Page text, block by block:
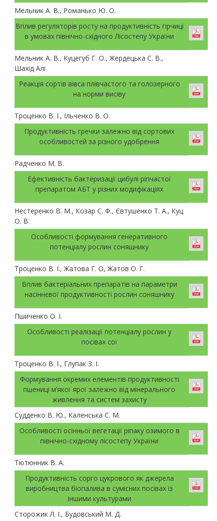
Мельник А. В., Романько Ю. О.
Вплив регуляторів росту на продуктивність гірчиці
в умовах північно-східного Лісостепу України
Мельник А. В., Куцегуб Г. О., Жердецька С. В.,
Шахід Алі
Реакція сортів вівса плівчастого та голозерного
на норми висіву
Троценко В. І., Ільченко В. О.
Продуктивність гречки залежно від сортових
особливостей за різного удобрення
Радченко М. В.
Ефективність бактеризації цибулі ріпчастої
препаратом АБТ у різних модифікаціях
Нестеренко В. М., Козар С. Ф., Євтушенко Т. А., Куц
О. В.
Особливості формування генеративного
потенціалу рослин соняшнику
Троценко В. І., Жатова Г. О, Жатов О. Г.
Вплив бактеріальних препаратів на параметри
насіннєвої продуктивності рослин соняшнику
Пшиченко О. І.
Особливості реалізації потенціалу рослин у
посівах сої
Троценко В. І., Глупак З. І.
Формування окремих елементів продуктивності
пшениці м’якої ярої залежно від мінерального
живлення та систем захисту
Судденко В. Ю., Каленська С. М.
Особливості осінньої вегетації ріпаку озимого в
північно-східному лісостепу України
Тютюнник В. А.
Продуктивність сорго цукрового як джерела
виробництва біопалива в сумісних посівах із
іншими культурами
Сторожик Л. І., Будовський М. Д.